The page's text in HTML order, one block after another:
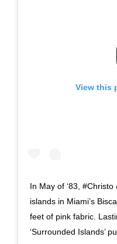
View this
In May of ‘83,
islands in Miami’s
feet of pink fabric.
‘Surrounded Islands’